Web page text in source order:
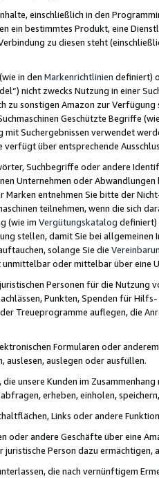
einschließlich in den
ein bestimmtes Produkt, eine
zu diesen steht
in den Markenrichtlinien definiert)
nicht zwecks Nutzung in einer
zu sonstigen Amazon zur
Geschützte Begriffe
mit Suchergebnissen verwendet
verfügt über entsprechende
Suchbegriffe oder andere
Unternehmen oder
Marken entnehmen Sie bitte der
teilnehmen, wenn die sich
(wie im Vergütungskatalog definiert)
stellen, damit Sie bei
solange Sie die
unmittelbar oder mittelbar über eine
Personen für die Nutzung
Punkten, Spenden für
Treueprogramme auflegen, die
Formularen oder
auslesen, auslegen oder ausfüllen.
unsere Kunden im
erheben, einholen,
Links oder andere
oder andere Geschäfte über eine
juristische Person dazu
die nach vernünftigem